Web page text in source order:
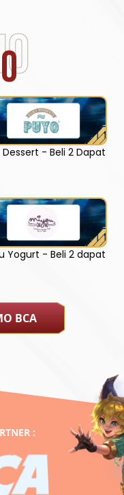
Dessert - Beli 2 Dapat
Yogurt - Beli 2 dapat
BCA
: